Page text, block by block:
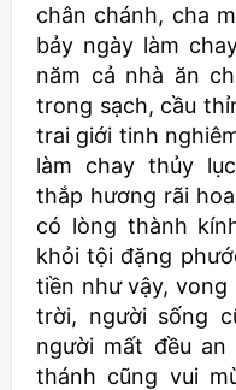
chân chánh, cha
bảy ngày làm
năm cả nhà ăn
trong sạch, cầu
trai giới tinh
làm chay thủy
thắp hương rãi
có lòng thành
khỏi tội đặng
tiền như vậy, vong
trời, người sống
người mất đều
thánh cũng vui